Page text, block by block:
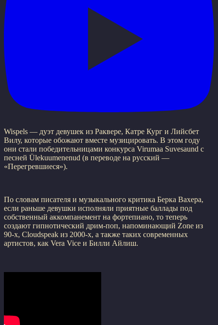
Wispels — дуэт девушек из Раквере, Катре Кург и Лийсбет
Вилу, которые обожают вместе музицировать. В этом году
они стали победительницами конкурса Virumaa Suvesaund с
песней Ülekuumenenud (в переводе на русский —
«Перегревшиеся»).
По словам писателя и музыкального критика Берка Вахера,
если раньше девушки исполняли приятные баллады под
собственный аккомпанемент на фортепиано, то теперь
создают гипнотический дрим-поп, напоминающий Zone из
90-х, Cloudspeak из 2000-х, а также таких современных
артистов, как Vera Vice и Билли Айлиш.